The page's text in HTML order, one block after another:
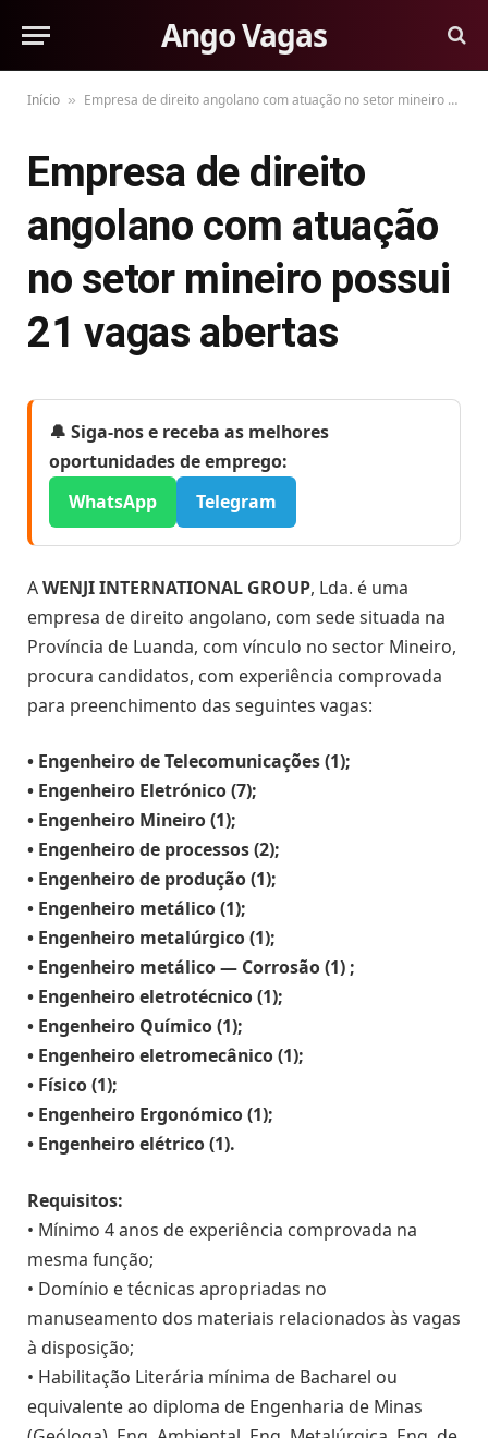
Ango Vagas
Início » Empresa de direito angolano com atuação no setor mineiro possui 21 vagas abertas
Empresa de direito
angolano com atuação
no setor mineiro possui
21 vagas abertas
🔔 Siga-nos e receba as melhores
oportunidades de emprego:
WhatsApp
Telegram
AWENJI INTERNATIONAL GROUP, Lda. é uma
empresa de direito angolano, com sede situada na
Província de Luanda, com vínculo no sector Mineiro,
procura candidatos, com experiência comprovada
para preenchimento das seguintes vagas:
• Engenheiro de Telecomunicações (1);
• Engenheiro Eletrónico (7);
• Engenheiro Mineiro (1);
• Engenheiro de processos (2);
• Engenheiro de produção (1);
• Engenheiro metálico (1);
• Engenheiro metalúrgico (1);
• Engenheiro metálico — Corrosão (1) ;
• Engenheiro eletrotécnico (1);
• Engenheiro Químico (1);
• Engenheiro eletromecânico (1);
• Físico (1);
• Engenheiro Ergonómico (1);
• Engenheiro elétrico (1).
Requisitos:
• Mínimo 4 anos de experiência comprovada na
mesma função;
• Domínio e técnicas apropriadas no
manuseamento dos materiais relacionados às vagas
à disposição;
• Habilitação Literária mínima de Bacharel ou
equivalente ao diploma de Engenharia de Minas